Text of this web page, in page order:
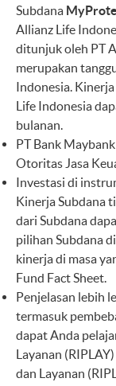
Subdana
Allianz Life
ditunjuk oleh PT
merupakan
Indonesia.
Life Indonesia
bulanan.
PT Bank
Otoritas Jasa
Investasi di
Kinerja Subdana
dari Subdana
pilihan Subdana
kinerja di masa
Fund Fact Sheet.
Penjelasan lebih
termasuk
dapat Anda
Layanan
dan Layanan